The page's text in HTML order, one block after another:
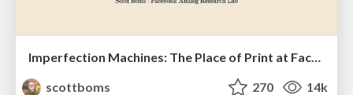
Imperfection Machines: The Place of Print at Facebook
scottboms
270 14k